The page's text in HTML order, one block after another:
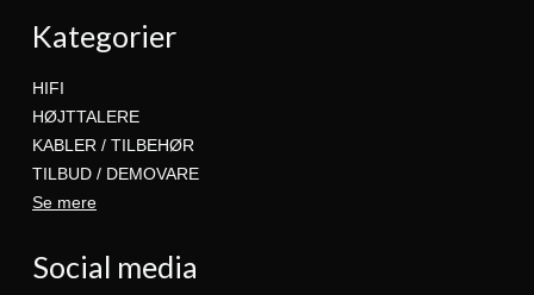
Kategorier
HIFI
HØJTTALERE
KABLER / TILBEHØR
TILBUD / DEMOVARE
Se mere
Social media